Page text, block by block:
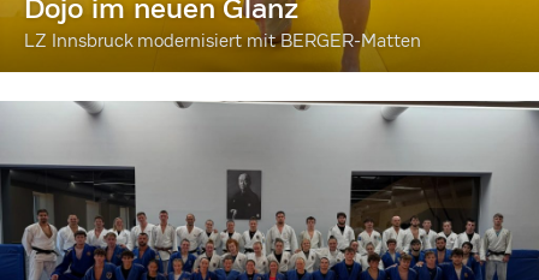
Dojo im neuen Glanz
LZ Innsbruck modernisiert mit BERGER-Matten